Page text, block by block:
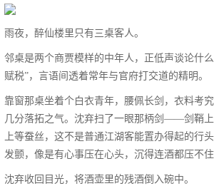
雨夜，醉仙楼里只有三桌客人。
邻桌是两个商贾模样的中年人，正低声谈论什
赋税”，言语间透着常年与官府打交道的精明。
靠窗那桌坐着个白衣青年，腰佩长剑，衣料考
几分落拓之气。沈弃扫了一眼那柄剑——剑鞘
上等蚕丝，这不是普通江湖客能置办得起的行
发颤，像是有心事压在心头，沉得连酒都压不住
沈弃收回目光，将酒壶里的残酒倒入碗中。